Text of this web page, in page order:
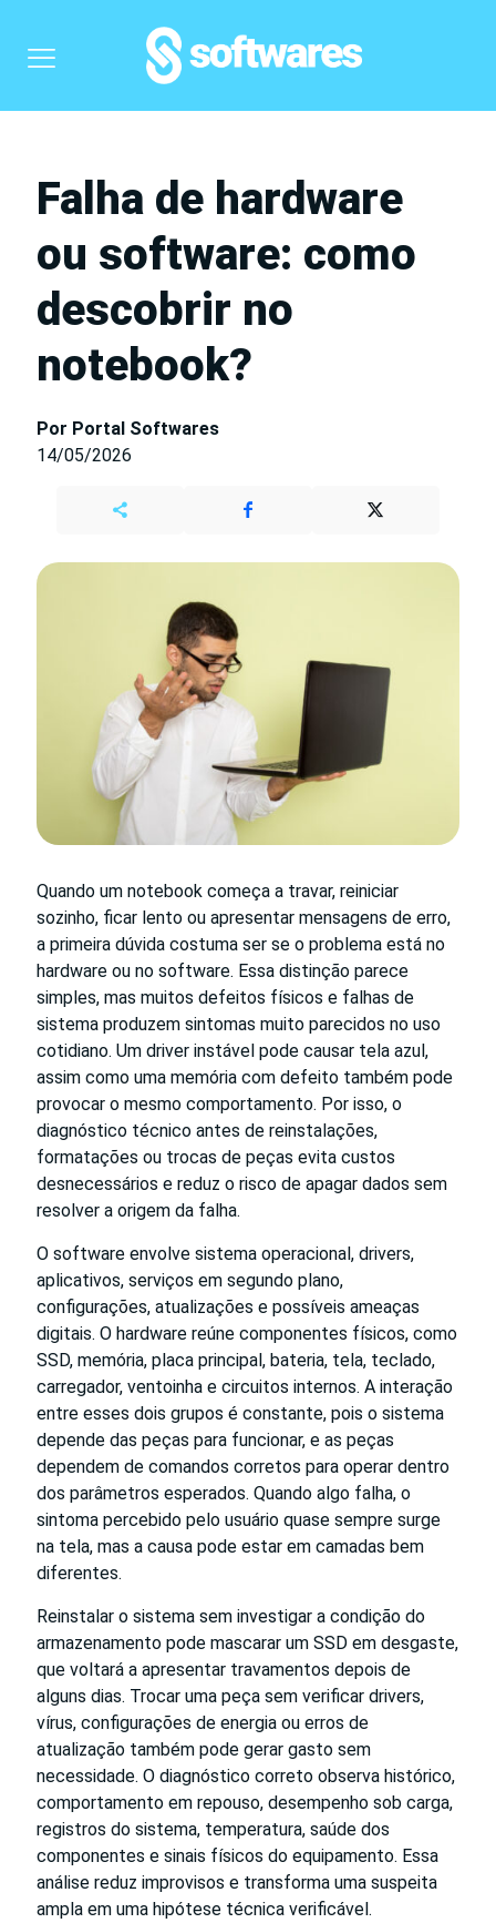
Falha de hardware
ou software: como
descobrir no
notebook?
Por Portal Softwares
14/05/2026
Quando um notebook começa a travar, reiniciar
sozinho, ficar lento ou apresentar mensagens de erro,
a primeira dúvida costuma ser se o problema está no
hardware ou no software. Essa distinção parece
simples, mas muitos defeitos físicos e falhas de
sistema produzem sintomas muito parecidos no uso
cotidiano. Um driver instável pode causar tela azul,
assim como uma memória com defeito também pode
provocar o mesmo comportamento. Por isso, o
diagnóstico técnico antes de reinstalações,
formatações ou trocas de peças evita custos
desnecessários e reduz o risco de apagar dados sem
resolver a origem da falha.
O software envolve sistema operacional, drivers,
aplicativos, serviços em segundo plano,
configurações, atualizações e possíveis ameaças
digitais. O hardware reúne componentes físicos, como
SSD, memória, placa principal, bateria, tela, teclado,
carregador, ventoinha e circuitos internos. A interação
entre esses dois grupos é constante, pois o sistema
depende das peças para funcionar, e as peças
dependem de comandos corretos para operar dentro
dos parâmetros esperados. Quando algo falha, o
sintoma percebido pelo usuário quase sempre surge
na tela, mas a causa pode estar em camadas bem
diferentes.
Reinstalar o sistema sem investigar a condição do
armazenamento pode mascarar um SSD em desgaste,
que voltará a apresentar travamentos depois de
alguns dias. Trocar uma peça sem verificar drivers,
vírus, configurações de energia ou erros de
atualização também pode gerar gasto sem
necessidade. O diagnóstico correto observa histórico,
comportamento em repouso, desempenho sob carga,
registros do sistema, temperatura, saúde dos
componentes e sinais físicos do equipamento. Essa
análise reduz improvisos e transforma uma suspeita
ampla em uma hipótese técnica verificável.